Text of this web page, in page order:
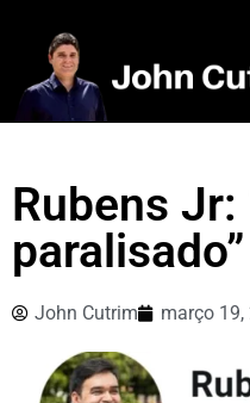
Rubens
paralisado”
John Cutrim março 19,